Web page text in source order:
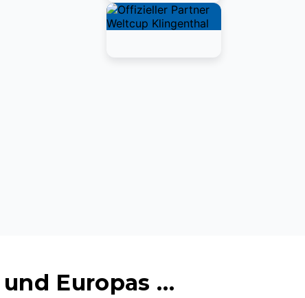
Europas …